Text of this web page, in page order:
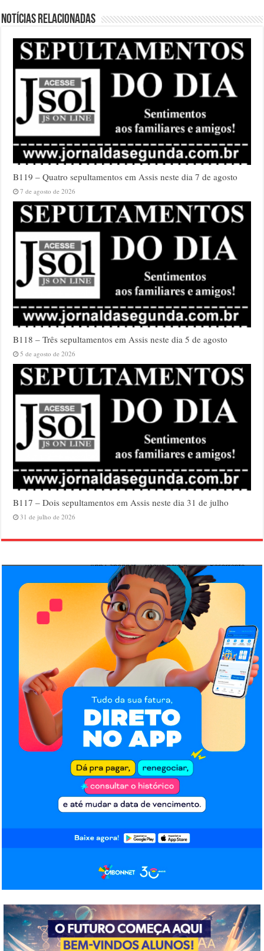
Notícias relacionadas
B119 – Quatro sepultamentos em Assis neste dia 7 de agosto
7 de agosto de 2026
B118 – Três sepultamentos em Assis neste dia 5 de agosto
5 de agosto de 2026
B117 – Dois sepultamentos em Assis neste dia 31 de julho
31 de julho de 2026